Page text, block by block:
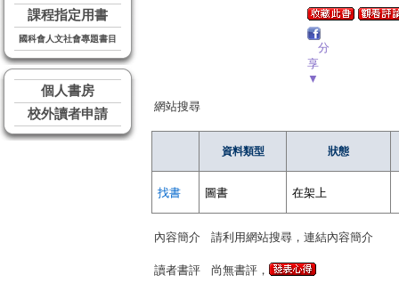
課程指定用書
國科會人文社會專題書目
個人書房
校外讀者申請
分
享
▼
網站搜尋
資料類型 狀態
找書 圖書 在架上
內容簡介 請利用網站搜尋，連結內容簡介
讀者書評 尚無書評，